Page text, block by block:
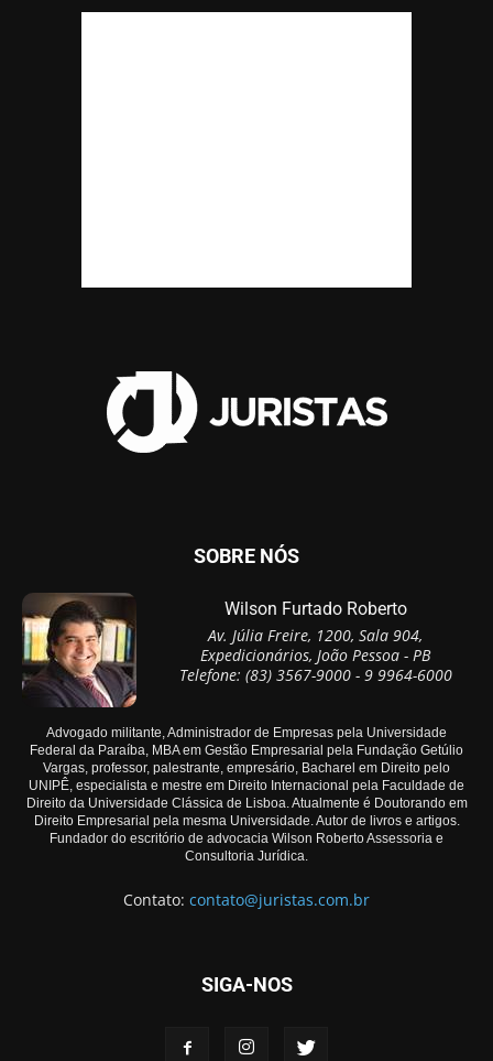
SOBRE NÓS
Wilson Furtado Roberto
Av. Júlia Freire, 1200, Sala 904,
Expedicionários, João Pessoa - PB
Telefone: (83) 3567-9000 - 9 9964-6000
Advogado militante, Administrador de Empresas pela Universidade
Federal da Paraíba, MBA em Gestão Empresarial pela Fundação Getúlio
Vargas, professor, palestrante, empresário, Bacharel em Direito pelo
UNIPÊ, especialista e mestre em Direito Internacional pela Faculdade de
Direito da Universidade Clássica de Lisboa. Atualmente é Doutorando em
Direito Empresarial pela mesma Universidade. Autor de livros e artigos.
Fundador do escritório de advocacia Wilson Roberto Assessoria e
Consultoria Jurídica.
Contato: contato@juristas.com.br
SIGA-NOS